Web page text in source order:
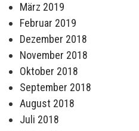
März 2019
Februar 2019
Dezember 2018
November 2018
Oktober 2018
September 2018
August 2018
Juli 2018